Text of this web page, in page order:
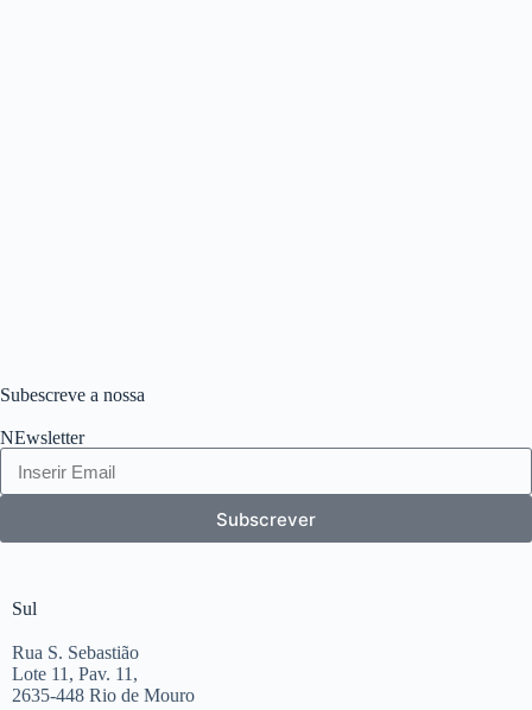
Subescreve a nossa
NEwsletter
Subscrever
Sul
Rua S. Sebastião
Lote 11, Pav. 11,
2635-448 Rio de Mouro